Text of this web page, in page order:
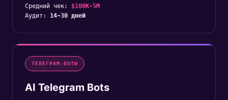
Средний чек: $100K-5M
Аудит: 14-30 дней
ТЕЛЕГРАМ-БОТЫ
AI Telegram Bots